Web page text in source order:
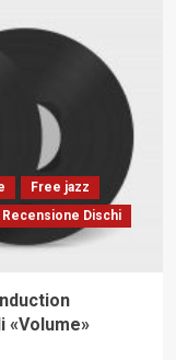
Free jazz
Recensione Dischi